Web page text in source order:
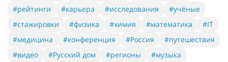
Культура19 Скажи по-русски 4
Теги